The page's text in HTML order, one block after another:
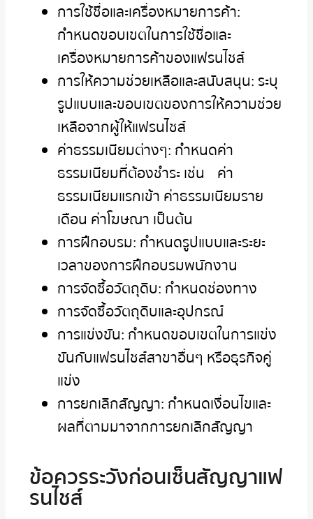
การใช้ชื่อและเครื่องหมายการค้า:
กำหนดขอบเขตในการใช้ชื่อและ
เครื่องหมายการค้าของแฟรนไชส์
การให้ความช่วยเหลือและสนับสนุน: ระบุ
รูปแบบและขอบเขตของการให้ความช่วย
เหลือจากผู้ให้แฟรนไชส์
ค่าธรรมเนียมต่างๆ: กำหนดค่า
ธรรมเนียมที่ต้องชำระ เช่น ค่า
ธรรมเนียมแรกเข้า ค่าธรรมเนียมราย
เดือน ค่าโฆษณา เป็นต้น
การฝึกอบรม: กำหนดรูปแบบและระยะ
เวลาของการฝึกอบรมพนักงาน
การจัดซื้อวัตถุดิบ: กำหนดช่องทาง
การจัดซื้อวัตถุดิบและอุปกรณ์
การแข่งขัน: กำหนดขอบเขตในการแข่ง
ขันกับแฟรนไชส์สาขาอื่นๆ หรือธุรกิจคู่
แข่ง
การยกเลิกสัญญา: กำหนดเงื่อนไขและ
ผลที่ตามมาจากการยกเลิกสัญญา
ข้อควรระวังก่อนเซ็นสัญญาแฟ
รนไชส์